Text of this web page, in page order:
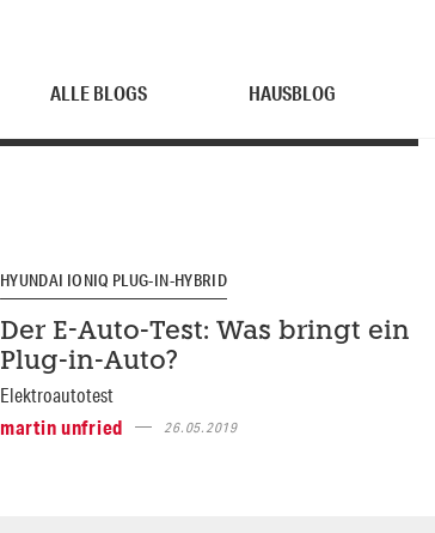
ALLE BLOGS HAUSBLOG
HYUNDAI IONIQ PLUG-IN-HYBRID
Der E-Auto-Test: Was bringt ein
Plug-in-Auto?
Elektroautotest
martin unfried
26.05.2019